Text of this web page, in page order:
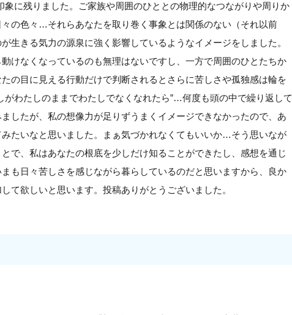
象に残りました。ご家族や周囲のひととの物理的なつながりや周りか
の色々…それらあなたを取り巻く事象とは関係のない（それ以前
生きる気力の源泉に強く影響しているようなイメージをしました。
けなくなっているのも無理はないですし、一方で周囲のひとたちか
の目に見える行動だけで判断されるとさらに苦しさや孤独感は輪を
がわたしのままでわたしでなくなれたら”…何度も頭の中で繰り返して
したが、私の想像力が足りずうまくイメージできなかったので、あ
たいなと思いました。まぁ気づかれなくてもいいか…そう思いなが
で、私はあなたの根底を少しだけ知ることができたし、感想を通じ
も日々苦しさを感じながら暮らしているのだと思いますから、良か
て欲しいと思います。投稿ありがとうございました。